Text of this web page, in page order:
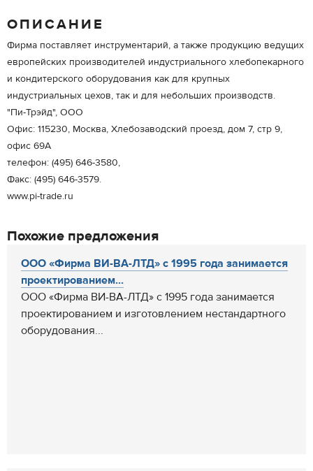
ОПИСАНИЕ
Фирма поставляет инструментарий, а также продукцию ведущих
европейских производителей индустриального хлебопекарного
и кондитерского оборудования как для крупных
индустриальных цехов, так и для небольших производств.
"Пи-Трэйд", ООО
Офис: 115230, Москва, Хлебозаводский проезд, дом 7, стр 9,
офис 69А
телефон: (495) 646-3580,
Факс: (495) 646-3579.
www.pi-trade.ru
Похожие предложения
ООО «Фирма ВИ-ВА-ЛТД» с 1995 года занимается
проектированием...
ООО «Фирма ВИ-ВА-ЛТД» с 1995 года занимается
проектированием и изготовлением нестандартного
оборудования...